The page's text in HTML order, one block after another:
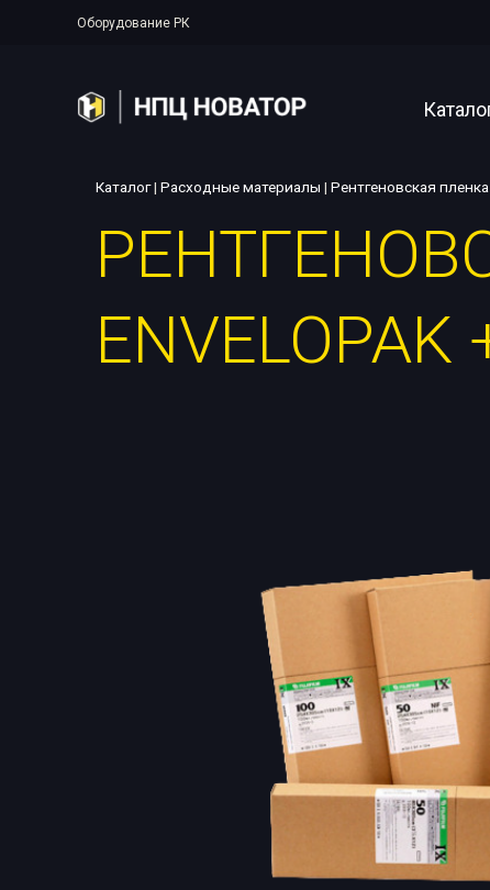
Оборудование РК
Каталог| Расходные материалы | Рентгеновская пленка
ENVELOPAK